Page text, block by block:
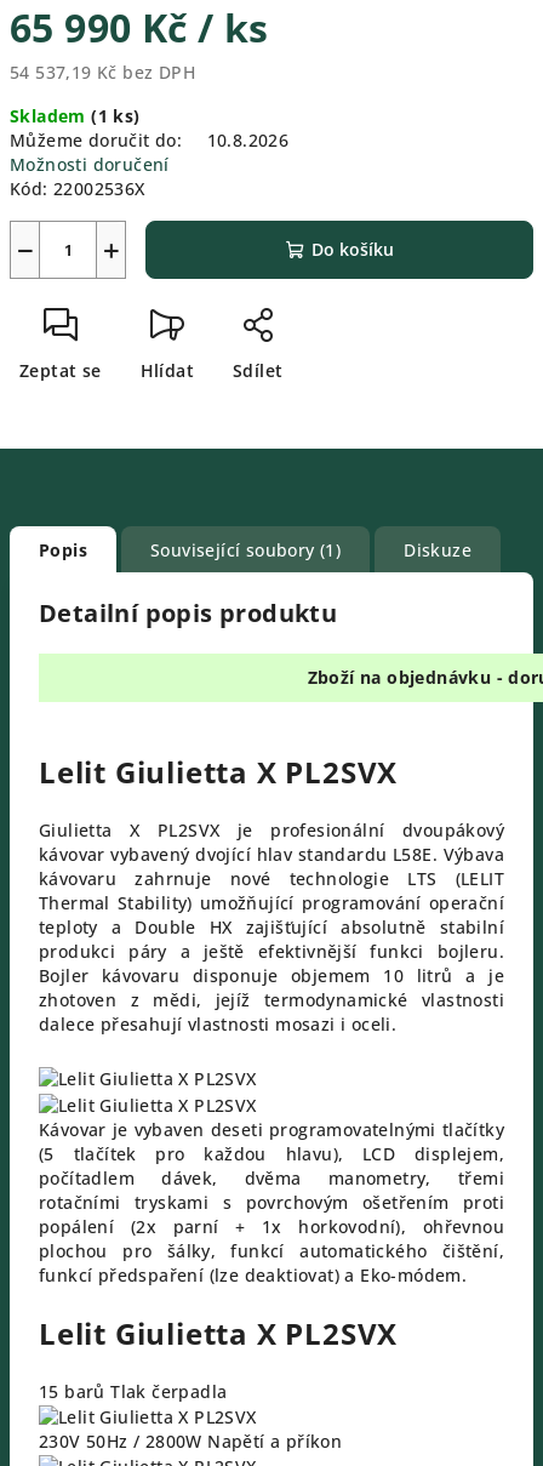
65 990 Kč / ks
54 537,19 Kč bez DPH
cena:
Skladem(1 ks)
Můžeme doručit do:
10.8.2026
Možnosti doručení
Kód: 22002536X
+
− Do košíku
Zeptat se Hlídat Sdílet
Popis Související soubory (1) Diskuze
Detailní popis produktu
Zboží na objednávku -
Lelit Giulietta X PL2SVX
Giulietta X PL2SVX je profesionální dvoupákový
kávovar vybavený dvojící hlav standardu L58E. Výbava
kávovaru zahrnuje nové technologie LTS (LELIT
Thermal Stability) umožňující programování operační
teploty a Double HX zajišťující absolutně stabilní
produkci páry a ještě efektivnější funkci bojleru.
Bojler kávovaru disponuje objemem 10 litrů a je
zhotoven z mědi, jejíž termodynamické vlastnosti
dalece přesahují vlastnosti mosazi i oceli.
Kávovar je vybaven deseti programovatelnými tlačítky
(5 tlačítek pro každou hlavu), LCD displejem,
počítadlem dávek, dvěma manometry, třemi
rotačními tryskami s povrchovým ošetřením proti
popálení (2x parní + 1x horkovodní), ohřevnou
plochou pro šálky, funkcí automatického čištění,
funkcí předspaření (lze deaktiovat) a Eko-módem.
Lelit Giulietta X PL2SVX
15 barůTlak čerpadla
230V 50Hz / 2800W Napětí a příkon